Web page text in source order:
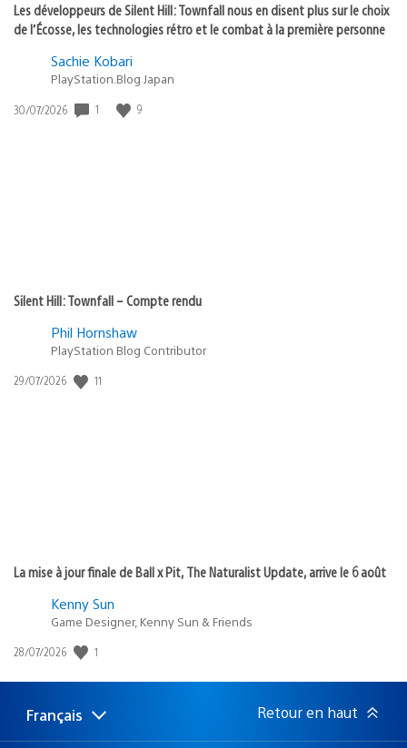
Les développeurs de Silent Hill: Townfall nous en disent plus sur le choix
de l’Écosse, les technologies rétro et le combat à la première personne
Sachie Kobari
PlayStation.Blog Japan
Date
30/07/2026 1 9
Silent Hill: Townfall – Compte rendu
Phil Hornshaw
PlayStation Blog Contributor
Date
29/07/2026 11
La mise à jour finale de Ball x Pit, The Naturalist Update, arrive le 6 août
Kenny Sun
Game Designer, Kenny Sun & Friends
Date
publication
28/07/2026 1
Choisir
une
Région
actuelle
Français Retour en haut